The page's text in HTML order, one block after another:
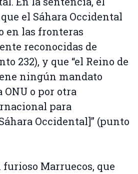
el Sáhara Occidental
en las fronteras
reconocidas de
232), y que “el Reino de
ningún mandato
ONU o por otra
para
Occidental]” (punto
Marruecos, que